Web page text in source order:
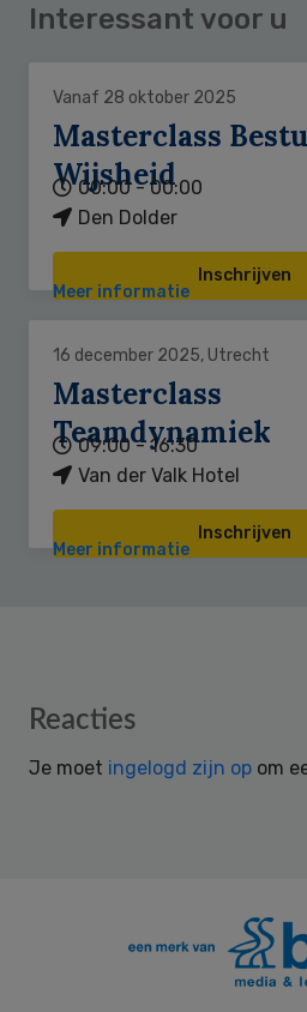
Interessant voor u
Vanaf 28 oktober 2025
Masterclass
Wijsheid
00:00 - 00:00
Den Dolder
Inschrijven
Meer informatie
16 december 2025, Utrecht
Masterclass
Teamdynamiek
09:00 - 16:30
Van der Valk Hotel
Inschrijven
Meer informatie
Reader
Reacties
Je moet ingelogd zijn op om